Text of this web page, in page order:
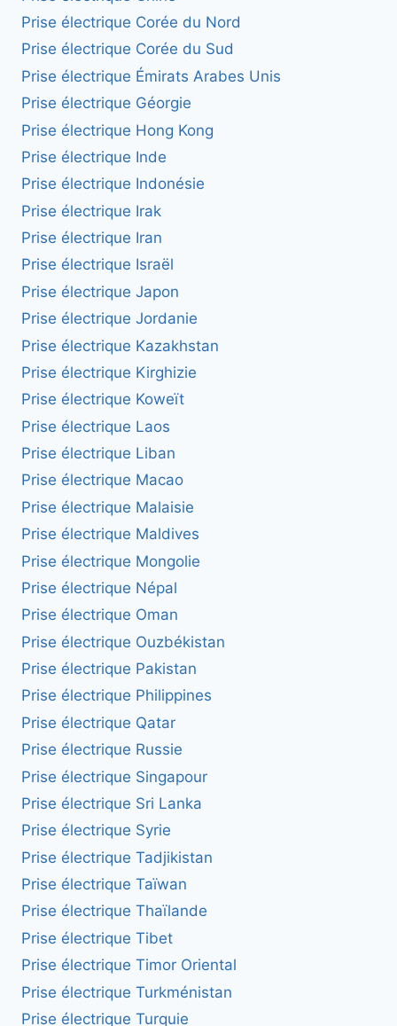
Prise électrique Corée du Nord
Prise électrique Corée du Sud
Prise électrique Émirats Arabes Unis
Prise électrique Géorgie
Prise électrique Hong Kong
Prise électrique Inde
Prise électrique Indonésie
Prise électrique Irak
Prise électrique Iran
Prise électrique Israël
Prise électrique Japon
Prise électrique Jordanie
Prise électrique Kazakhstan
Prise électrique Kirghizie
Prise électrique Koweït
Prise électrique Laos
Prise électrique Liban
Prise électrique Macao
Prise électrique Malaisie
Prise électrique Maldives
Prise électrique Mongolie
Prise électrique Népal
Prise électrique Oman
Prise électrique Ouzbékistan
Prise électrique Pakistan
Prise électrique Philippines
Prise électrique Qatar
Prise électrique Russie
Prise électrique Singapour
Prise électrique Sri Lanka
Prise électrique Syrie
Prise électrique Tadjikistan
Prise électrique Taïwan
Prise électrique Thaïlande
Prise électrique Tibet
Prise électrique Timor Oriental
Prise électrique Turkménistan
Prise électrique Turquie